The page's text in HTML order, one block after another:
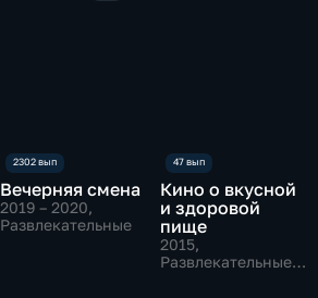
Вечерняя смена
2019 – 2020,
Развлекательные
Кино о вкусной
и здоровой
пище
2015,
Развлекательные,